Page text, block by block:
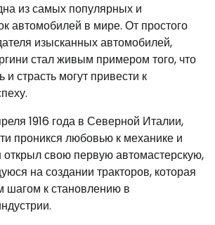
из самых популярных и
автомобилей в мире. От простого
изысканных автомобилей,
стал живым примером того, что
и страсть могут привести к
1916 года в Северной Италии,
проникся любовью к механике и
свою первую автомастерскую,
на создании тракторов, которая
шагом к становлению в